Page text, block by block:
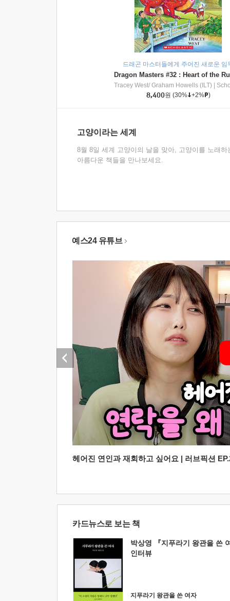
드래곤 마스터들에게 주어진 새로운 임
Tracey West/ Graham Howells (ILT)
8,400원 (30% +2% )
고양이라는 세계
8월 8일 세계 고양이의 날을 맞아, 고양이를 노래하
아름다운 책들을 만나보세요.
예스24 유튜브
헤어진 연인과 재회하고 싶어요 | 러브픽션
카드뉴스로 보는 책
박상영 『지푸라기 왕관을 쓴
인터뷰
지푸라기 왕관을 쓴 여자